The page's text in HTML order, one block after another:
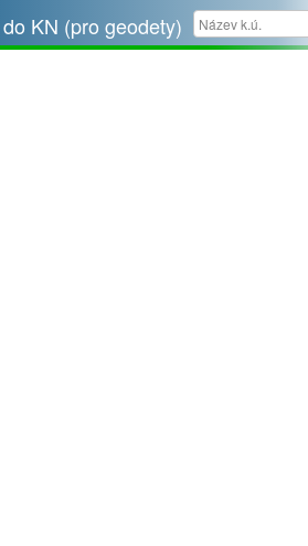
KN (pro geodety)